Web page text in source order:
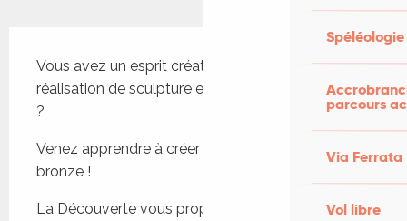
Spéléologie
parcours
Via Ferrata
Vol libre
Vous avez un esprit créatif ? La technique de
réalisation de sculpture en bronze vous intéresse
?
Venez apprendre à créer vos propres œuvres en
bronze !
La Découverte vous propose un stage de 5 jours